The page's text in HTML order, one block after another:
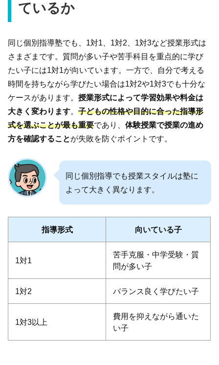
ているか
同じ個別指導塾でも、1対1、1対2、1対3など授業形式は
さまざまです。質問が多い子や苦手科目を重点的に学び
たい子には1対1が向いています。一方で、自分で考える
時間を持ちながら学びたい場合は1対2や1対3でも十分な
ケースがあります。授業形式によって学習効果や料金は
大きく変わります。子どもの性格や目的に合った指導形
式を選ぶことが最も重要であり、体験授業で授業の進め
方を確認することが失敗を防ぐポイントです。
同じ個別指導でも授業スタイルは塾に
よって大きく異なります。
指導形式 向いている子
1対1
苦手克服・中学受験・質
問が多い子
1対2 バランス良く学びたい子
1対3以上
費用を抑えながら通いた
い子